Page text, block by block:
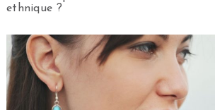
ethnique ?